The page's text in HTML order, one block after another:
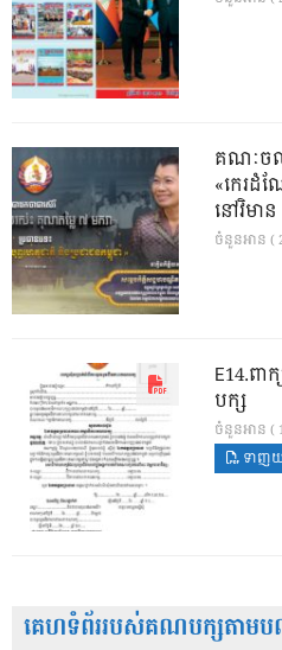
គណៈចល
«កេរដំ
នៅវិមា
ចំនួនអាន (
E14.ព
បក្ស
ចំនួនអាន (
ទាញ
គេហទំព័ររបស់គណបក្សតាមបណ្